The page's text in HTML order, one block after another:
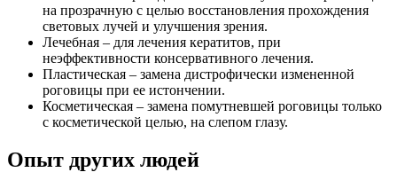
на прозрачную с целью восстановления прохождения
световых лучей и улучшения зрения.
Лечебная – для лечения кератитов, при
неэффективности консервативного лечения.
Пластическая – замена дистрофически измененной
роговицы при ее истончении.
Косметическая – замена помутневшей роговицы только
с косметической целью, на слепом глазу.
Опыт других людей